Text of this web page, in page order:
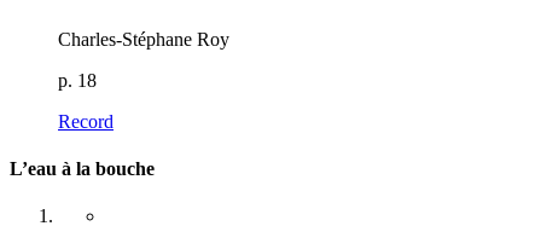
Charles-Stéphane Roy
p. 18
Record
L’eau à la bouche